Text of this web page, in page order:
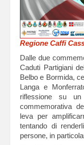
Regione Caffi
Dalle due
Caduti Partigiani
Belbo e Bormida,
Langa e
riflessione su un
commemorativa
leva per
tentando di
persone, in